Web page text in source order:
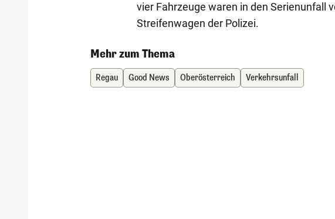
vier Fahrzeuge waren in den Serienunfall
Streifenwagen der Polizei.
Mehr zum Thema
Regau Good News Oberösterreich Verkehrsunfall